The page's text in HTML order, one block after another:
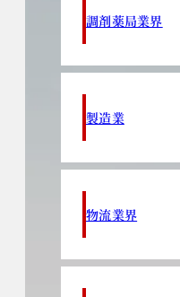
調剤薬局業界
製造業
物流業界